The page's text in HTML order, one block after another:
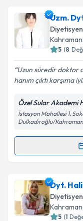
Uzm.
Diyetisyen
5 (8
Uzun süredir doktor
hanım çıktı karşıma
Özel Sular Akademi
İstasyon Mahallesi 1.
Dulkadiroğlu/
Randevu
Uzm. Dyt.
oluşturun. Size
takvim
Dyt.
Diyetisyen
5 (1